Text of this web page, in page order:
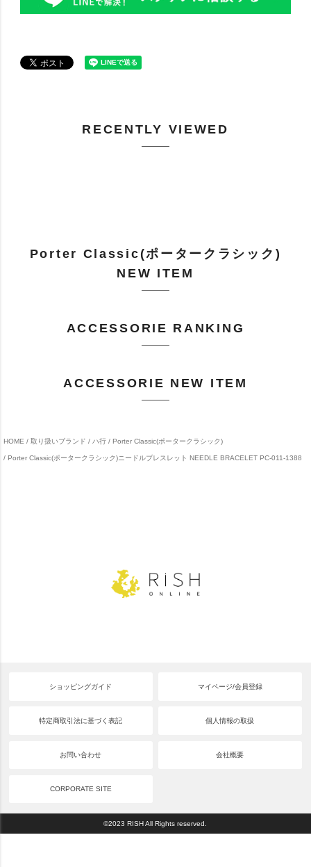
RECENTLY VIEWED
Porter Classic(ポータークラシック)
NEW ITEM
ACCESSORIE RANKING
ACCESSORIE NEW ITEM
HOME 取り扱いブランド ハ行 Porter Classic(ポータークラシック)
Porter Classic(ポータークラシック)ニードルブレスレット NEEDLE BRACELET PC-011-1388
ショッピングガイド マイページ/会員登録
特定商取引法に基づく表記 個人情報の取扱
お問い合わせ 会社概要
CORPORATE SITE
©2023 RISH All Rights reserved.